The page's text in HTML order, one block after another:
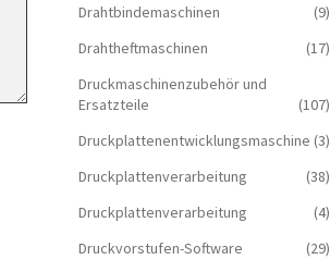
Drahtbindemaschinen
(9)
Drahtheftmaschinen
(17)
Druckmaschinenzubehör und
Ersatzteile
(107)
Druckplattenentwicklungsmaschine (3)
Druckplattenverarbeitung
(38)
Druckplattenverarbeitung
(4)
Druckvorstufen-Software
(29)